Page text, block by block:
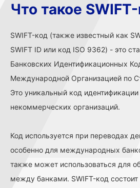
Что такое
SWIFT-код (также известный как
SWIFT ID или код ISO 9362) - это
Банковских Идентификационных
Международной Организацией по
Это уникальный код
некоммерческих организаций.
Код используется при переводах
особенно для международных
также может использоваться для
между банками. SWIFT-код состоит